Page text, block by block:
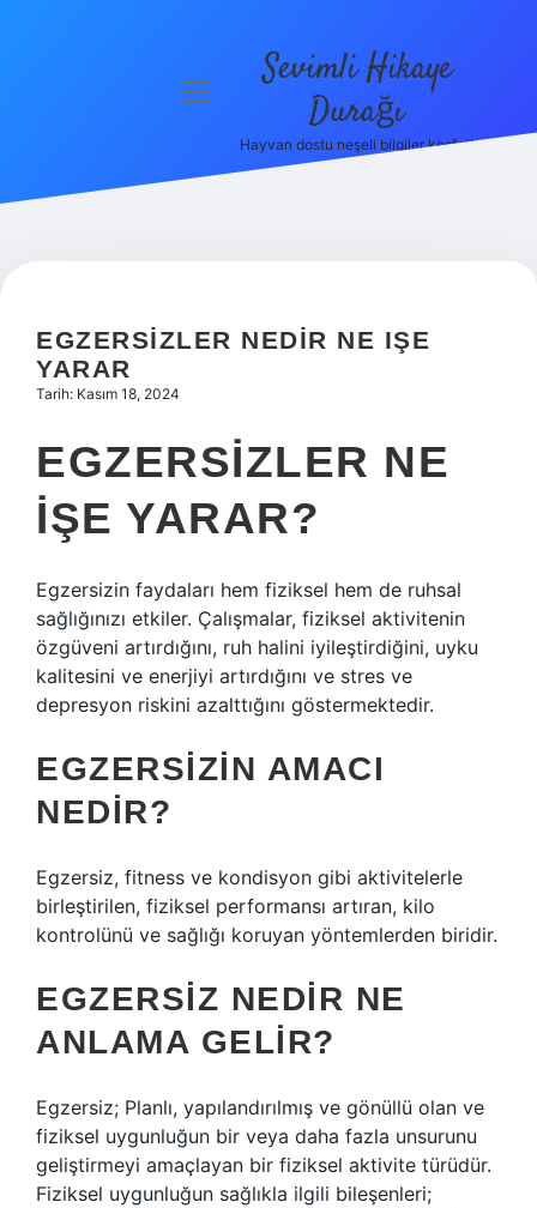
Hakkımızda
menüyü
Sevimli Hikaye
Durağı
Hayvan dostu neşeli bilgiler keşfet!
EGZERSIZLER NEDIR NE IŞE
YARAR
Tarih: Kasım 18, 2024
EGZERSIZLER NE
IŞE YARAR?
Egzersizin faydaları hem fiziksel hem de ruhsal
sağlığınızı etkiler. Çalışmalar, fiziksel aktivitenin
özgüveni artırdığını, ruh halini iyileştirdiğini, uyku
kalitesini ve enerjiyi artırdığını ve stres ve
depresyon riskini azalttığını göstermektedir.
EGZERSIZIN AMACI
NEDIR?
Egzersiz, fitness ve kondisyon gibi aktivitelerle
birleştirilen, fiziksel performansı artıran, kilo
kontrolünü ve sağlığı koruyan yöntemlerden biridir.
EGZERSIZ NEDIR NE
ANLAMA GELIR?
Egzersiz; Planlı, yapılandırılmış ve gönüllü olan ve
fiziksel uygunluğun bir veya daha fazla unsurunu
geliştirmeyi amaçlayan bir fiziksel aktivite türüdür.
Fiziksel uygunluğun sağlıkla ilgili bileşenleri;